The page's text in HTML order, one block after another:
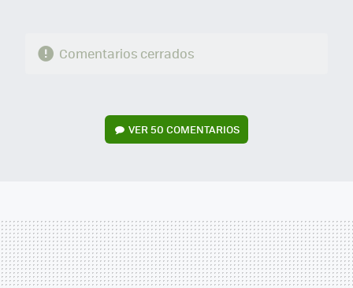
Comentarios cerrados
VER50 COMENTARIOS